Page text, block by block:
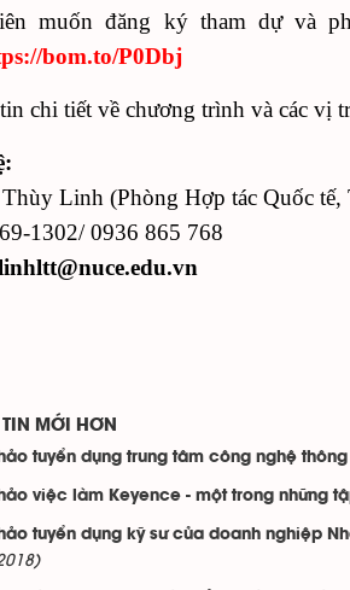
muốn đăng ký tham dự và
bom.to/P0Dbj
chi tiết về chương trình và các vị
Linh (Phòng Hợp tác Quốc
1302/ 0936 865 768
MỚI HƠN
tuyển dụng trung tâm công nghệ
việc làm Keyence - một trong những
tuyển dụng kỹ sư của doanh nghiệp